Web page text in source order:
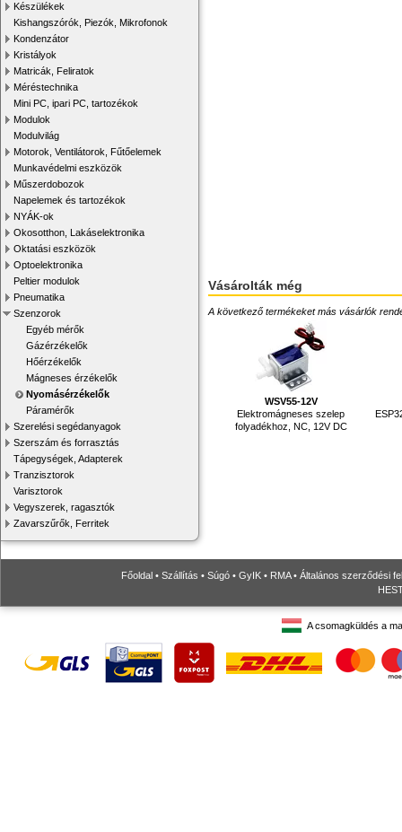
Készülékek
Kishangszórók, Piezók, Mikrofonok
Kondenzátor
Kristályok
Matricák, Feliratok
Méréstechnika
Mini PC, ipari PC, tartozékok
Modulok
Modulvilág
Motorok, Ventilátorok, Fűtőelemek
Munkavédelmi eszközök
Műszerdobozok
Napelemek és tartozékok
NYÁK-ok
Okosotthon, Lakáselektronika
Oktatási eszközök
Optoelektronika
Peltier modulok
Pneumatika
Szenzorok
Egyéb mérők
Gázérzékelők
Hőérzékelők
Mágneses érzékelők
Nyomásérzékelők
Páramérők
Szerelési segédanyagok
Szerszám és forrasztás
Tápegységek, Adapterek
Tranzisztorok
Varisztorok
Vegyszerek, ragasztók
Zavarszűrők, Ferritek
Vásárolták még
A következő termékeket más vásárlók
WSV55-12V
Elektromágneses szelep
folyadékhoz, NC, 12V DC
Főoldal • Szállítás • Súgó • GyIK • RMA• Általános szerződési
A csomagküldés a